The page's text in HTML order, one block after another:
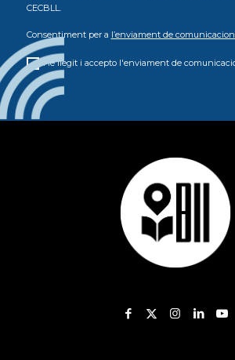
CECBLL.
Consentiment per a l’enviament de
He llegit i accepto l'enviament de